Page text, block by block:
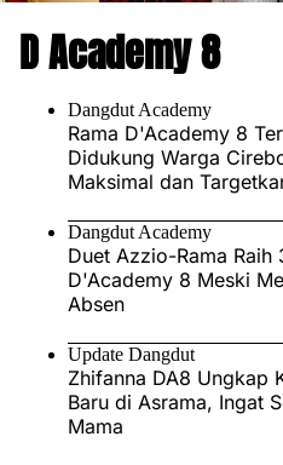
D Academy 8
Dangdut Academy
Rama D'Academy 8
Didukung Warga
Maksimal dan
Dangdut Academy
Duet Azzio-Rama Raih
D'Academy 8 Meski
Absen
Update Dangdut
Zhifanna DA8 Ungkap
Baru di Asrama, Ingat
Mama